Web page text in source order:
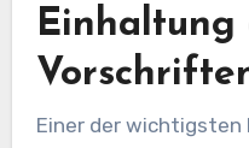
Einhaltung
Einer der